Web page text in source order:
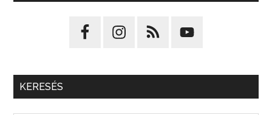
KERESÉS